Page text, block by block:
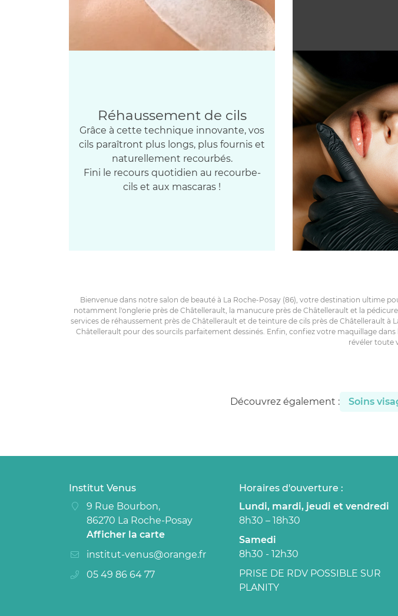
Réhaussement de cils
Grâce à cette technique innovante, vos
cils paraîtront plus longs, plus fournis et
naturellement recourbés.
Fini le recours quotidien au recourbe-
cils et aux mascaras !
Bienvenue dans notre salon de beauté à La Roche-Posay (86), votre destination ultime
notamment l'onglerie près de Châtellerault, la manucure près de Châtellerault et la
services de réhaussement près de Châtellerault et de teinture de cils près de Châtellerault
Châtellerault pour des sourcils parfaitement dessinés. Enfin, confiez votre maquillage
révéler toute
Découvrez également : Soins
Institut Venus
9 Rue Bourbon,
86270 La Roche-Posay
Afficher la carte
05 49 86 64 77
Horaires d'ouverture :
Lundi, mardi, jeudi et vendredi
8h30 – 18h30
Samedi
8h30 - 12h30
PRISE DE RDV POSSIBLE SUR
PLANITY